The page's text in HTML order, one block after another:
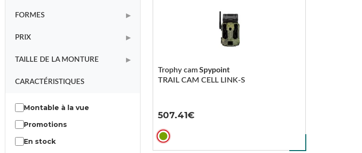
FORMES ▶
PRIX ▶
TAILLE DE LA MONTURE ▶
CARACTÉRISTIQUES
Montable à la vue
Promotions
En stock
TRAIL CAM CELL LINK-S
Trophy camSpypoint
507.41